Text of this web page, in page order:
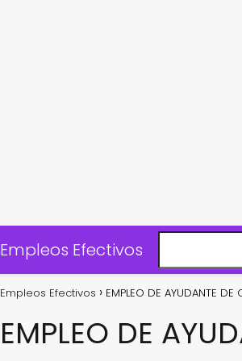
Empleos Efectivos
Empleos Efectivos EMPLEO DE AYUDANTE DE
EMPLEO DE